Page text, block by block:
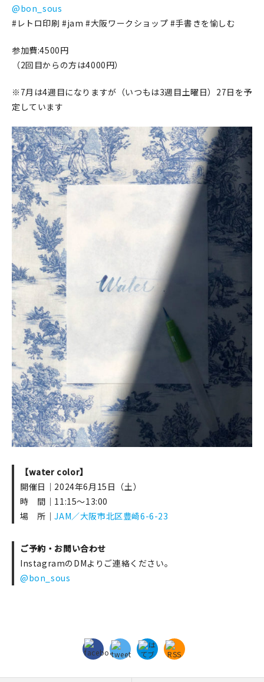
よくある質問
@bon_sous
#レトロ印刷 #jam #大阪ワークショップ #手書きを愉しむ
参加費:4500円
（2回目からの方は4000円）
※7月は4週目になりますが（いつもは3週目土曜日）27日を予
定しています
【water color】
開催日｜2024年6月15日（土）
時 間｜11:15～13:00
場 所｜JAM／大阪市北区豊崎6-6-23
ご予約・お問い合わせ
InstagramのDMよりご連絡ください。
@bon_sous